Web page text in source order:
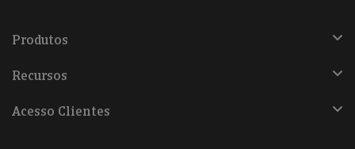
Produtos
Recursos
Acesso Clientes